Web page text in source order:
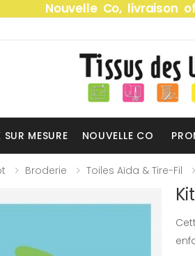
Nouvelle Co, livraison
MESURE NOUVELLE CO
Broderie Toiles Aïda & Tire-Fil